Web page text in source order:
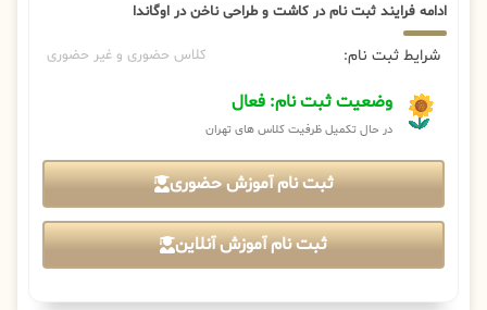
ادامه فرایند ثبت نام در کاشت و طراحی ناخن در اوگاندا
شرایط ثبت نام: کلاس حضوری و غیر حضوری
وضعیت ثبت نام: فعال
در حال تکمیل ظرفیت کلاس های تهران
ثبت نام آموزش حضوری
ثبت نام آموزش آنلاین